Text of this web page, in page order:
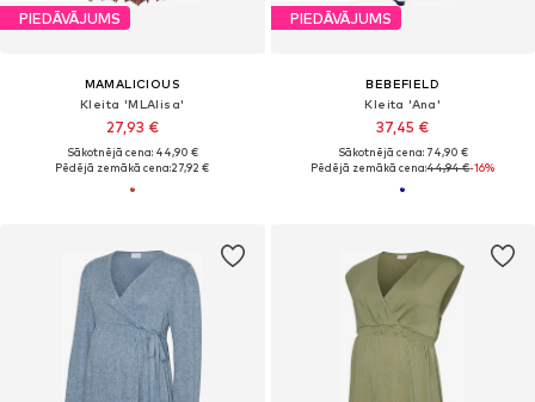
PIEDĀVĀJUMS
MAMALICIOUS
Kleita 'MLAlisa'
27,93 €
Sākotnējā cena: 44,90 €
Pēdējā zemākā cena:27,92 €
PIEDĀVĀJUMS
BEBEFIELD
Kleita 'Ana'
37,45 €
Sākotnējā cena: 74,90 €
Pēdējā zemākā cena:44,94 €-16%